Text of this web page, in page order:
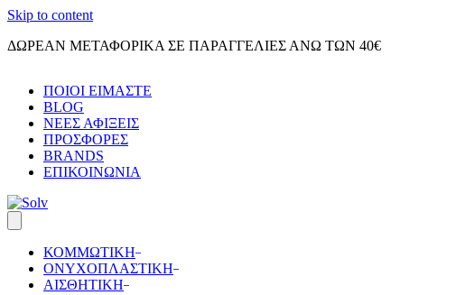
Skip to content
ΔΩΡΕΑΝ ΜΕΤΑΦΟΡΙΚΑ ΣΕ ΠΑΡΑΓΓΕΛΙΕΣ ΑΝΩ ΤΩΝ 40€
ΠΟΙΟΙ ΕΙΜΑΣΤΕ
BLOG
ΝΕΕΣ ΑΦΙΞΕΙΣ
ΠΡΟΣΦΟΡΕΣ
BRANDS
ΕΠΙΚΟΙΝΩΝΙΑ
ΚΟΜΜΩΤΙΚΗ
ΟΝΥΧΟΠΛΑΣΤΙΚΗ
ΑΙΣΘΗΤΙΚΗ